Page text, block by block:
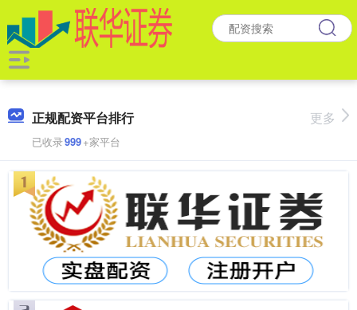
正规配资平台排行
已收录999+家平台
更多